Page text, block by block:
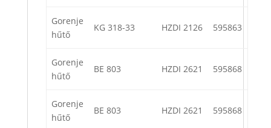
Gorenje
hűtő
KG 318-33 HZDI 2126 595863
Gorenje
hűtő
BE 803 HZDI 2621 595868
Gorenje
hűtő
BE 803 HZDI 2621 595868